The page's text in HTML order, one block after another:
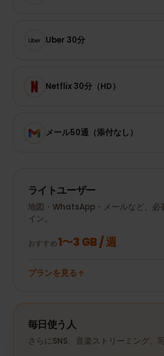
Uber 30分
Netflix 30分（HD）
メール50通（添付なし）
ライトユーザー
地図・WhatsApp・メールなど、必
イン。
おすすめ1〜3 GB / 週
プランを見る
毎日使う人
さらにSNS、音楽ストリーミング、